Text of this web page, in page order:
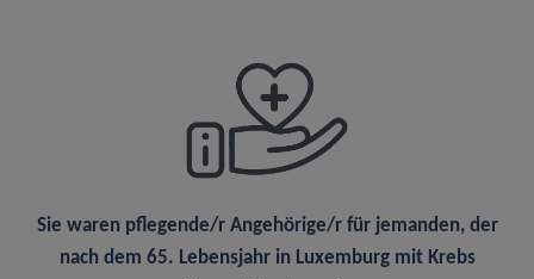
Sie waren pflegende/r Angehörige/rfür jemanden, der
nach dem 65. Lebensjahr in Luxemburg mit Krebs